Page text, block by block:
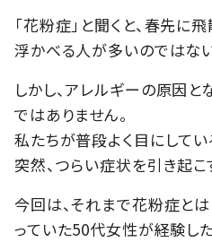
「花粉症」と聞くと、春先に
浮かべる人が多いのではない
しかし、アレルギーの原因
ではありません。
私たちが普段よく目にして
突然、つらい症状を引き起こ
今回は、それまで花粉症と
っていた50代女性が経験し